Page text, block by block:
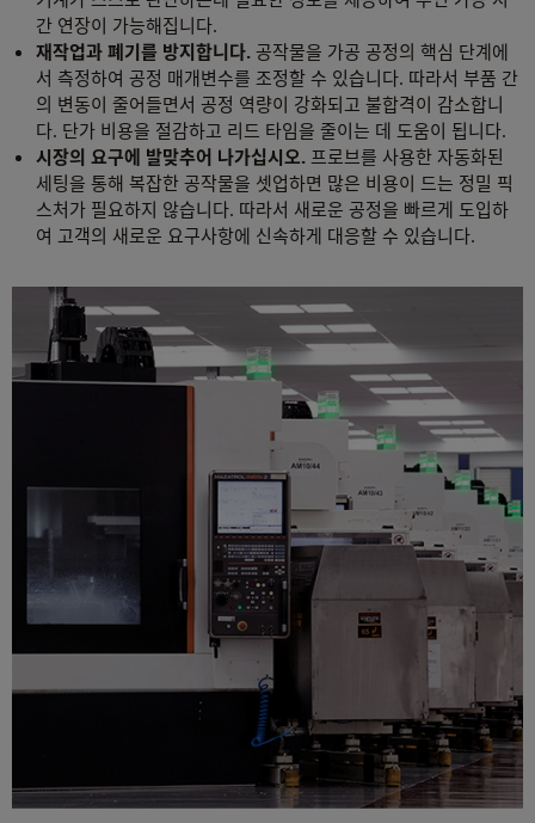
간 연장이 가능해집니다.
재작업과 폐기를 방지합니다. 공작물을 가공 공정의 핵심 단계에
서 측정하여 공정 매개변수를 조정할 수 있습니다. 따라서 부품 간
의 변동이 줄어들면서 공정 역량이 강화되고 불합격이 감소합니
다. 단가 비용을 절감하고 리드 타임을 줄이는 데 도움이 됩니다.
시장의 요구에 발맞추어 나가십시오. 프로브를 사용한 자동화된
세팅을 통해 복잡한 공작물을 셋업하면 많은 비용이 드는 정밀 픽
스처가 필요하지 않습니다. 따라서 새로운 공정을 빠르게 도입하
여 고객의 새로운 요구사항에 신속하게 대응할 수 있습니다.